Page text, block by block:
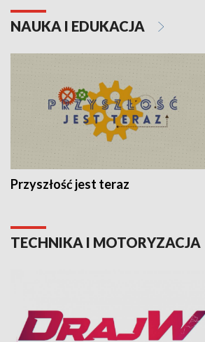
NAUKA I EDUKACJA
Przyszłość jest teraz
TECHNIKA I MOTORYZACJA